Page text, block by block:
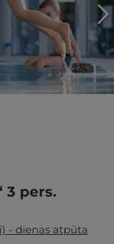
daži soļi
3 pers.
- dienas atpūta